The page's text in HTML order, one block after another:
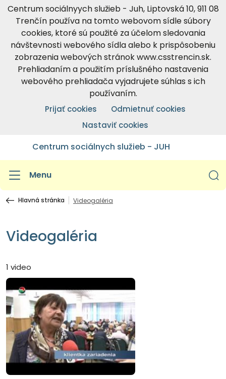
Centrum sociálnyych služieb - Juh, Liptovská 10, 911 08
Trenčín používa na tomto webovom sídle súbory
cookies, ktoré sú použité za účelom sledovania
návštevnosti webového sídla alebo k prispôsobeniu
zobrazenia webových stránok www.csstrencin.sk.
Prehliadaním a použitím príslušného nastavenia
webového prehliadača vyjadrujete súhlas s ich
používaním.
Prijať cookies
Odmietnuť cookies
Nastaviť cookies
Centrum sociálnych služieb - JUH
Menu
Hlavná stránka Videogaléria
Videogaléria
1 video